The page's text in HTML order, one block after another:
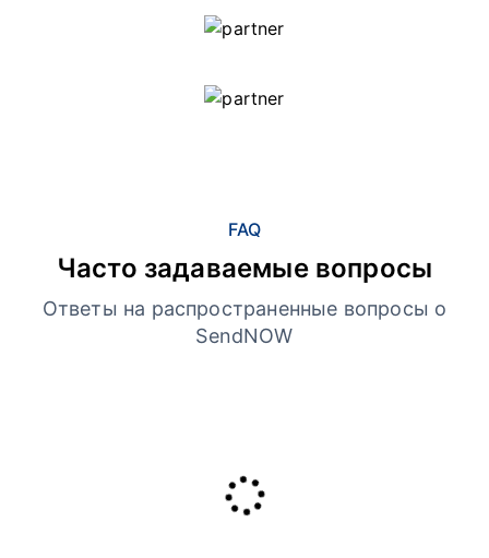
FAQ
Часто задаваемые вопросы
Ответы на распространенные вопросы о
SendNOW